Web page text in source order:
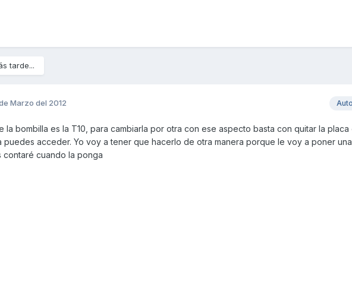
tarde...
Marzo del 2012
la bombilla es la T10, para cambiarla por otra con ese aspecto basta con quitar la placa
puedes acceder. Yo voy a tener que hacerlo de otra manera porque le voy a poner
contaré cuando la ponga